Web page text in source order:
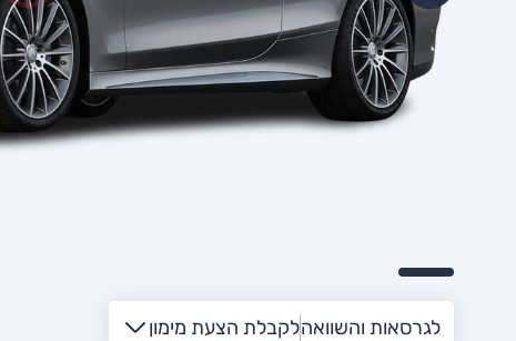
לגרסאות והשוואהלקבלת הצעת מימון